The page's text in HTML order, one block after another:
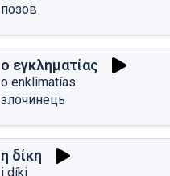
позов
ο εγκληματίας
o enklimatías
злочинець
η δίκη
i díki